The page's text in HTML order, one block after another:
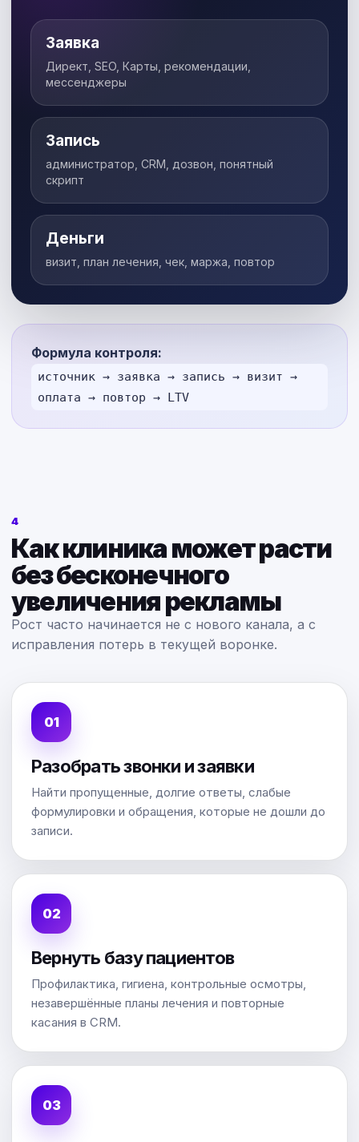
Заявка
Директ, SEO, Карты, рекомендации,
мессенджеры
Запись
администратор, CRM, дозвон, понятный
скрипт
Деньги
визит, план лечения, чек, маржа, повтор
Формула контроля:
источник → заявка → запись → визит →
оплата → повтор → LTV
4
Как клиника может расти
без бесконечного
увеличения рекламы
Рост часто начинается не с нового канала, а с
исправления потерь в текущей воронке.
Разобрать звонки и заявки
Найти пропущенные, долгие ответы, слабые
формулировки и обращения, которые не дошли до
записи.
Вернуть базу пациентов
Профилактика, гигиена, контрольные осмотры,
незавершённые планы лечения и повторные
касания в CRM.